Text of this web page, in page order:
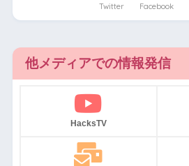
Twitter Facebook
他メディアでの情報発信
HacksTV